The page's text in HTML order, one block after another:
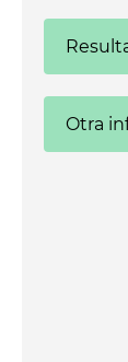
Otra